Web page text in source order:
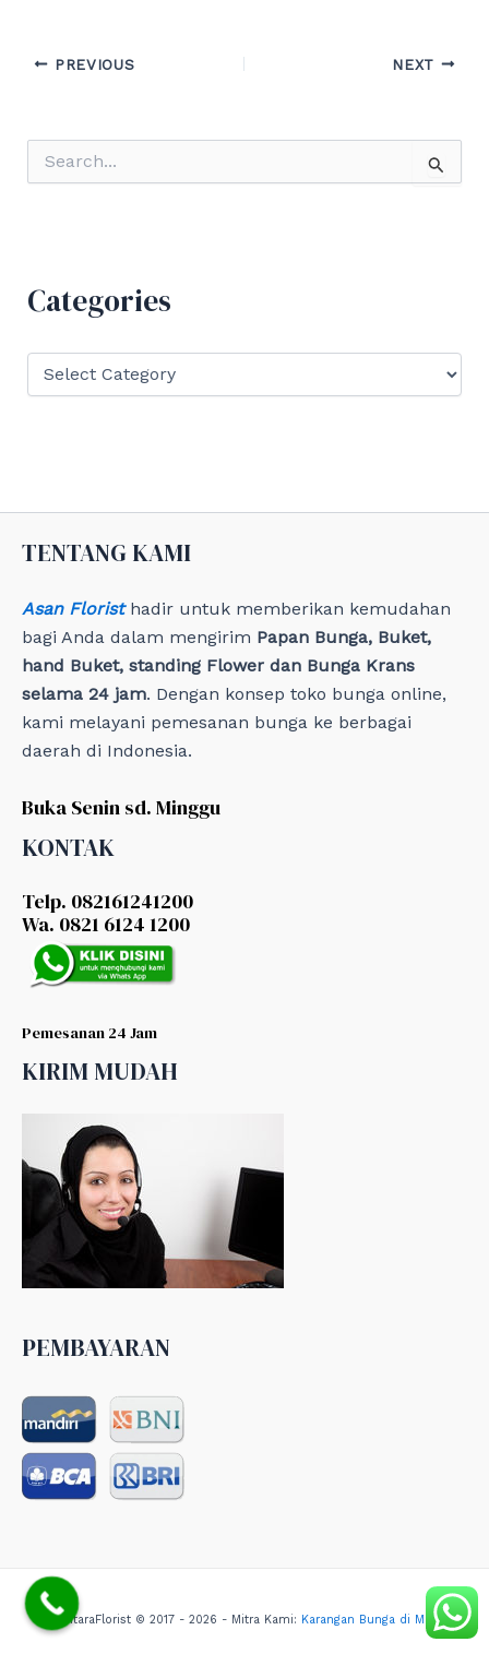
Post
PREVIOUS NEXT
o
Categories
i
s
TENTANG KAMI
Asan Floristhadir untuk memberikan kemudahan
bagi Anda dalam mengirim Papan Bunga, Buket,
hand Buket, standing Flower dan Bunga Krans
selama 24 jam. Dengan konsep toko bunga online,
kami melayani pemesanan bunga ke berbagai
daerah di Indonesia.
Buka Senin sd. Minggu
KONTAK
Telp. 082161241200
Wa. 0821 6124 1200
Pemesanan 24 Jam
KIRIM MUDAH
PEMBAYARAN
NusantaraFlorist © 2017 - 2026 - Mitra Kami: Karangan Bunga di Medan